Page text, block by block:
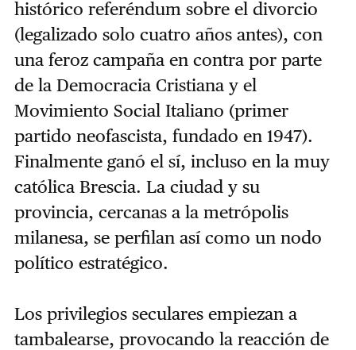
histórico referéndum sobre el divorcio
(legalizado solo cuatro años antes), con
una feroz campaña en contra por parte
de la Democracia Cristiana y el
Movimiento Social Italiano (primer
partido neofascista, fundado en 1947).
Finalmente ganó el sí, incluso en la muy
católica Brescia. La ciudad y su
provincia, cercanas a la metrópolis
milanesa, se perfilan así como un nodo
político estratégico.
Los privilegios seculares empiezan a
tambalearse, provocando la reacción de